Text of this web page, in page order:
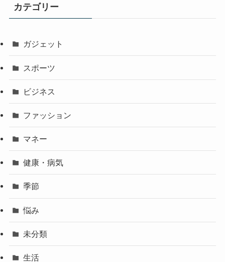
カテゴリー
ガジェット
スポーツ
ビジネス
ファッション
マネー
健康・病気
季節
悩み
未分類
生活